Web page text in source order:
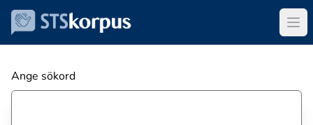
Ange sökord